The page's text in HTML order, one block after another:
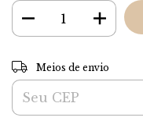
Entregas para o CEP:
Meios de envio